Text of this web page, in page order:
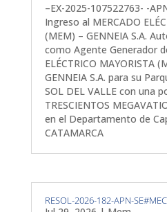
–EX-2025-107522763- -
Ingreso al MERCADO
(MEM) – GENNEIA S.A.
como Agente Generador
ELÉCTRICO MAYORISTA
GENNEIA S.A. para su
SOL DEL VALLE con una
TRESCIENTOS
en el Departamento de
CATAMARCA
RESOL-2026-182-APN-SE#MEC